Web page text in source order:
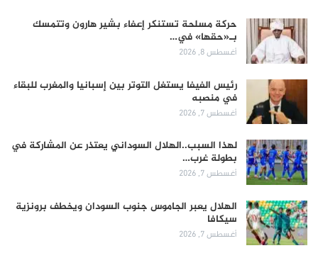
حركة مسلحة تستنكر إعفاء بشير هارون وتتمسك
بـ«حقها» في…
أغسطس 8, 2026
رئيس الفيفا يستغل التوتر بين إسبانيا والمغرب للبقاء
في منصبه
أغسطس 7, 2026
لهذا السبب..الهلال السوداني يعتذر عن المشاركة في
بطولة غرب…
أغسطس 7, 2026
الهلال يعبر الجاموس جنوب السودان ويخطف برونزية
سيكافا
أغسطس 7, 2026